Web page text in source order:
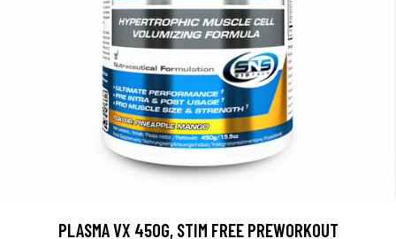
PLASMA VX 450G, STIM FREE PREWORKOUT